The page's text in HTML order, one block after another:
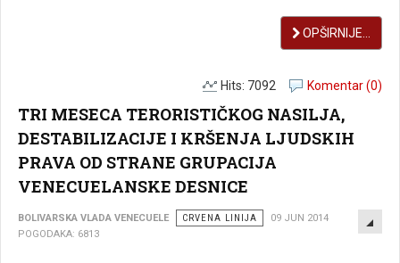
OPŠIRNIJE...
Komentar (0)
Hits: 7092
TRI MESECA TERORISTIČKOG NASILJA,
DESTABILIZACIJE I KRŠENJA LJUDSKIH
PRAVA OD STRANE GRUPACIJA
VENECUELANSKE DESNICE
BOLIVARSKA VLADA VENECUELE CRVENA LINIJA
09 JUN 2014
POGODAKA: 6813